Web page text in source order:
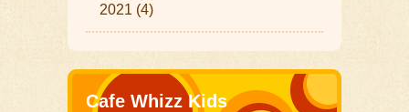
2021 (4)
Cafe Whizz Kids